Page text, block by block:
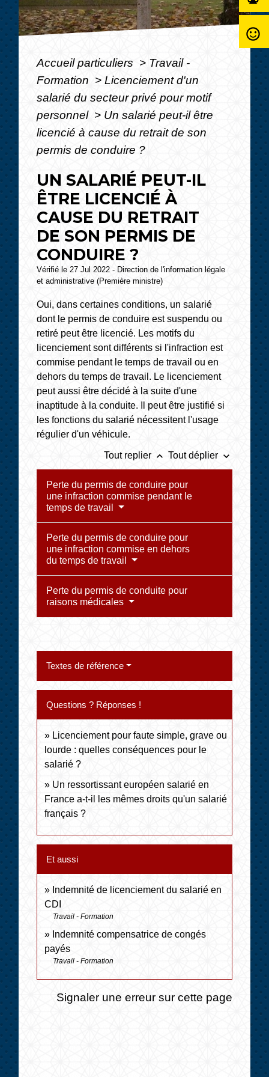
Accueil particuliers > Travail -
Formation > Licenciement d'un
salarié du secteur privé pour motif
personnel > Un salarié peut-il être
licencié à cause du retrait de son
permis de conduire ?
UN SALARIÉ PEUT-IL
ÊTRE LICENCIÉ À
CAUSE DU RETRAIT
DE SON PERMIS DE
CONDUIRE ?
Vérifié le 27 Jul 2022 - Direction de l'information légale
et administrative (Première ministre)
Oui, dans certaines conditions, un salarié
dont le permis de conduire est suspendu ou
retiré peut être licencié. Les motifs du
licenciement sont différents si l'infraction est
commise pendant le temps de travail ou en
dehors du temps de travail. Le licenciement
peut aussi être décidé à la suite d'une
inaptitude à la conduite. Il peut être justifié si
les fonctions du salarié nécessitent l'usage
régulier d'un véhicule.
Tout replier keyboard_arrow_up Tout déplier keyboard_arrow_down
Perte du permis de conduire pour
une infraction commise pendant le
temps de travail
Perte du permis de conduire pour
une infraction commise en dehors
du temps de travail
Perte du permis de conduite pour
raisons médicales
Textes de référence
Questions ? Réponses !
Licenciement pour faute simple, grave ou
lourde : quelles conséquences pour le
salarié ?
Un ressortissant européen salarié en
France a-t-il les mêmes droits qu'un salarié
français ?
Et aussi
Indemnité de licenciement du salarié en
CDI
Travail - Formation
Indemnité compensatrice de congés
payés
Travail - Formation
Signaler une erreur sur cette page
sentiment_satisfied_alt